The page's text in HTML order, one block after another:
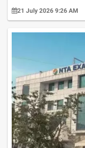
21 July 2026 9:26 AM